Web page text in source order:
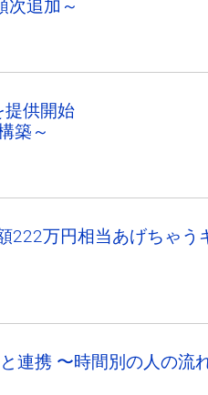
次追加～
提供開始
築～
222万円相当あげちゃう
連携 〜時間別の人の流